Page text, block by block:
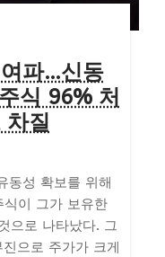
파…신동
식 96% 처
질
동성 확보를 위해
이 그가 보유한
으로 나타났다. 그
으로 주가가 크게